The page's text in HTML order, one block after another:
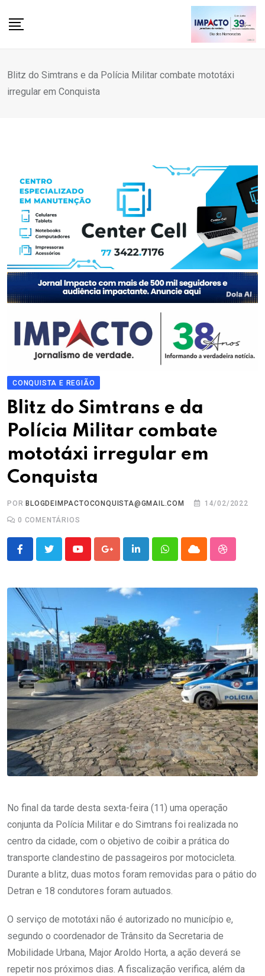
Blitz do Simtrans e da Polícia Militar combate mototáxi
irregular em Conquista
CONQUISTA E REGIÃO
Blitz do Simtrans e da
Polícia Militar combate
mototáxi irregular em
Conquista
POR BLOGDEIMPACTOCONQUISTA@GMAIL.COM
14/02/2022
0 COMENTÁRIOS
YoutubeGoogle+LinkedInWhatsappCloud
No final da tarde desta sexta-feira (11) uma operação
conjunta da Polícia Militar e do Simtrans foi realizada no
centro da cidade, com o objetivo de coibir a prática do
transporte clandestino de passageiros por motocicleta.
Durante a blitz, duas motos foram removidas para o pátio do
Detran e 18 condutores foram autuados.
O serviço de mototáxi não é autorizado no município e,
segundo o coordenador de Trânsito da Secretaria de
Mobilidade Urbana, Major Aroldo Horta, a ação deverá se
repetir nos próximos dias. A fiscalização verifica, além da